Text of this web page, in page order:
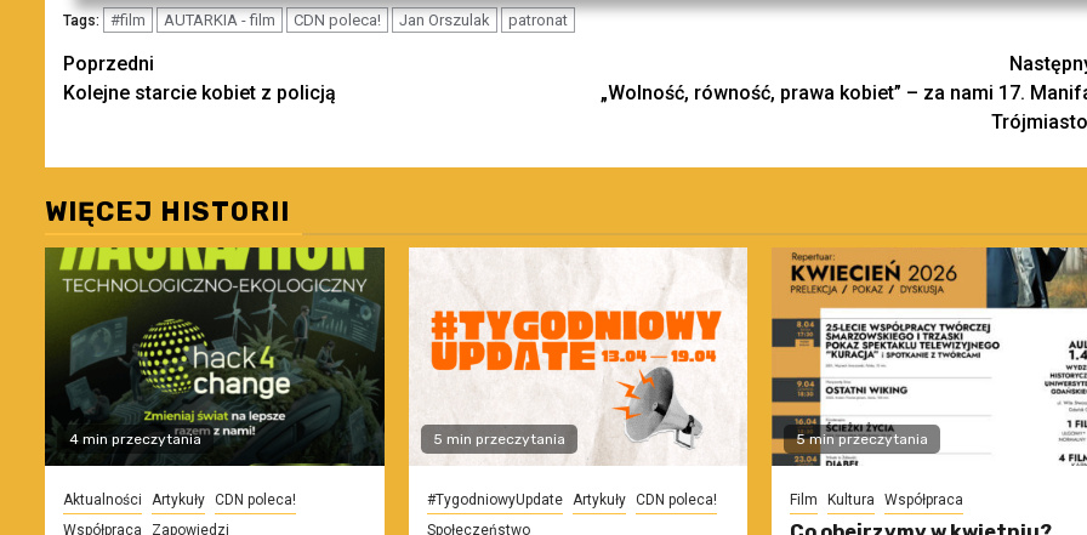
Tags: #film AUTARKIA - film CDN poleca! Jan Orszulak patronat
Zobacz
wpisy
Poprzedni
Kolejne starcie kobiet z policją
„Wolność, równość, prawa kobiet” – za nami 17.
WIĘCEJ HISTORII
4 min przeczytania
Aktualności Artykuły CDN poleca!
Współpraca
Zapowiedzi
5 min przeczytania
#TygodniowyUpdate Artykuły CDN poleca!
Społeczeństwo
5 min przeczytania
Film Kultura Współpraca